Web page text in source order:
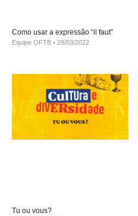
Como usar a expressão “il faut”
Equipe OFTB 28/03/2022
Tu ou vous?